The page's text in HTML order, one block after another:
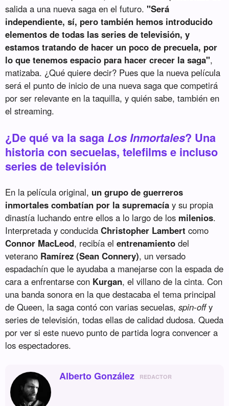
salida a una nueva saga en el futuro."Será
independiente, sí, pero también hemos introducido
elementos de todas las series de televisión, y
estamos tratando de hacer un poco de precuela, por
lo que tenemos espacio para hacer crecer la saga",
matizaba. ¿Qué quiere decir? Pues que la nueva película
será el punto de inicio de una nueva saga que competirá
por ser relevante en la taquilla, y quién sabe, también en
el streaming.
¿De qué va la saga Los Inmortales? Una
historia con secuelas, telefilms e incluso
series de televisión
En la película original, un grupo de guerreros
inmortales combatían por la supremacía y su propia
dinastía luchando entre ellos a lo largo de los milenios.
Interpretada y conducidaChristopher Lambert como
Connor MacLeod, recibía elentrenamiento del
veterano Ramírez (Sean Connery), un versado
espadachín que le ayudaba a manejarse con la espada de
cara a enfrentarse con Kurgan, el villano de la cinta. Con
una banda sonora en la que destacaba el tema principal
de Queen, la saga contó con varias secuelas,spin-offy
series de televisión, todas ellas de calidad dudosa. Queda
por ver si este nuevo punto de partida logra convencer a
los espectadores.
Alberto González REDACTOR